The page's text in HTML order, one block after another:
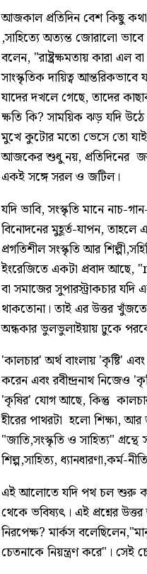
আজকাল প্রতিদিন বেশ কিছু কথা
,সাহিত্যে অত্যন্ত জোরালো
বলেন, "রাষ্ট্রক্ষমতায় কারা
সাংস্কৃতিক দায়িত্ব আন্তরিকভাবে
যাদের দখলে গেছে, তাদের
ক্ষতি কি? সাময়িক ঝড় যদি
মুখে কুটোর মতো ভেসে তো
আজকের শুধু নয়, প্রতিদিনের
একই সঙ্গে সরল ও জটিল।
যদি ভাবি, সংস্কৃতি মানে নাচ-
বিনোদনের মুহূর্ত-যাপন,
প্রগতিশীল সংস্কৃতি আর
ইংরেজিতে একটা প্রবাদ
বা সমাজের সুপারস্ট্রাকচার
থাকতোনা। তাই এর উত্তর
অন্ধকার ভুলভুলাইয়ায় ঢুকে
'কালচার' অর্থ বাংলায় 'কৃষ্টি'
করেন এবং রবীন্দ্রনাথ নিজেও
'কৃষির' যোগ আছে, কিন্তু
হীরের পাথরটা হলো শিক্ষা, আর
"জাতি,সংস্কৃতি ও সাহিত্য"
শিল্প,সাহিত্য,
এই আলোতে যদি পথ চল শুরু করি
থেকে ভবিষ্যৎ। এই প্রশ্নের
নিরপেক্ষ? মার্কস
চেতনাকে নিয়ন্ত্রণ করে"।